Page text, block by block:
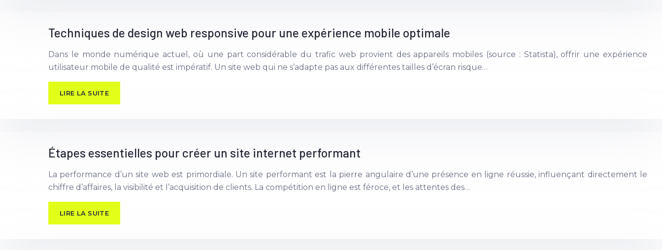
Techniques de design web responsive pour une expérience mobile optimale
Dans le monde numérique actuel, où une part considérable du trafic web provient des appareils mobiles (source : Statista), offrir une expérience
utilisateur mobile de qualité est impératif. Un site web qui ne s’adapte pas aux différentes tailles d’écran risque…
LIRE LA SUITE
Étapes essentielles pour créer un site internet performant
La performance d’un site web est primordiale. Un site performant est la pierre angulaire d’une présence en ligne réussie, influençant directement le
chiffre d’affaires, la visibilité et l’acquisition de clients. La compétition en ligne est féroce, et les attentes des…
LIRE LA SUITE